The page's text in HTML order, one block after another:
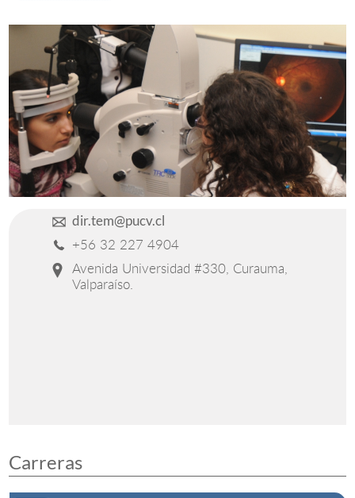
English
dir.tem@pucv.cl
+56 32 227 4904
Avenida Universidad #330, Curauma,
Valparaíso.
Carreras